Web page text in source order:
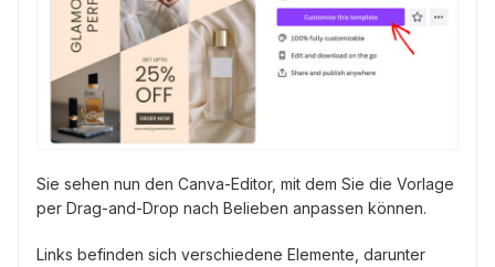
Sie sehen nun den Canva-Editor, mit dem Sie die Vorlage
per Drag-and-Drop nach Belieben anpassen können.
Links befinden sich verschiedene Elemente, darunter